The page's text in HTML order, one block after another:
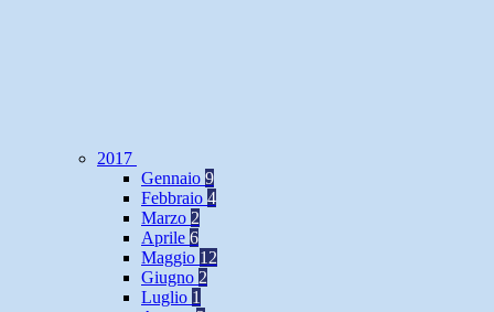
2017
Gennaio 9
Febbraio 4
Marzo 2
Aprile 6
Maggio 12
Giugno 2
Luglio 1